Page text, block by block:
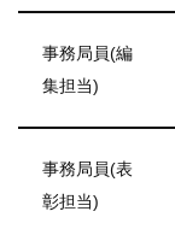
事務局員(編
集担当)
事務局員(表
彰担当)